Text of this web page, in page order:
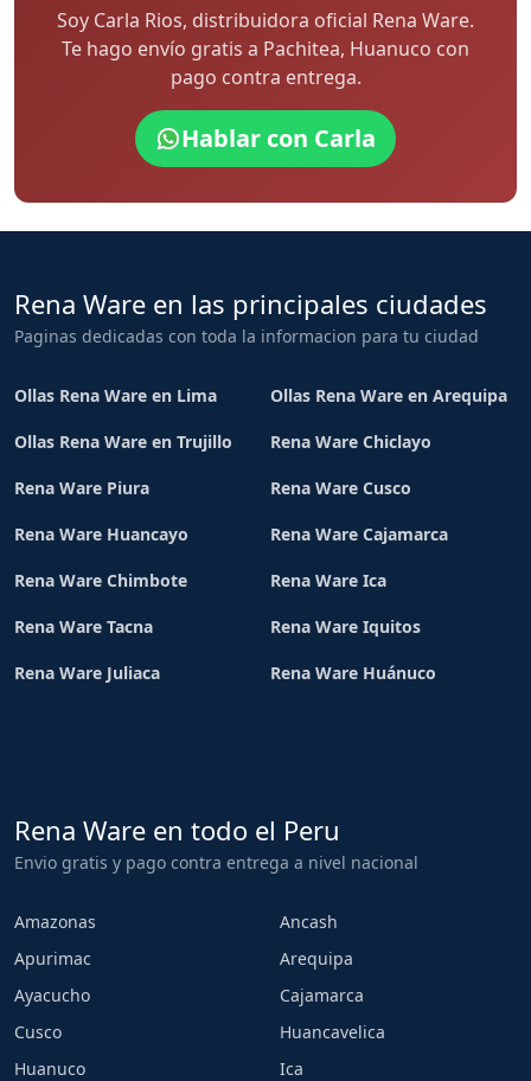
Soy Carla Rios, distribuidora oficial Rena Ware.
Te hago envío gratis a Pachitea, Huanuco con
pago contra entrega.
Hablar con Carla
Rena Ware en las principales ciudades
Paginas dedicadas con toda la informacion para tu ciudad
Ollas Rena Ware en Lima Ollas Rena Ware en Arequipa
Ollas Rena Ware en Trujillo Rena Ware Chiclayo
Rena Ware Piura Rena Ware Cusco
Rena Ware Huancayo Rena Ware Cajamarca
Rena Ware Chimbote Rena Ware Ica
Rena Ware Tacna Rena Ware Iquitos
Rena Ware Juliaca Rena Ware Huánuco
Rena Ware en todo el Peru
Envio gratis y pago contra entrega a nivel nacional
Amazonas
Ancash
Apurimac
Arequipa
Ayacucho
Cajamarca
Cusco
Huancavelica
Huanuco
Ica